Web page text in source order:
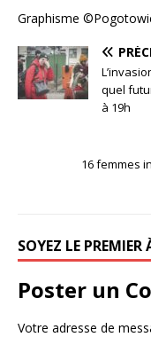
Graphisme
quel
à 19h
16 femmes
SOYEZ LE
Poster un
Votre adresse de